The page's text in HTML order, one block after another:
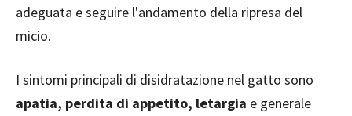
adeguata e seguire l'andamento della ripresa del
micio.
I sintomi principali di disidratazione nel gatto sono
apatia, perdita di appetito, letargia e generale